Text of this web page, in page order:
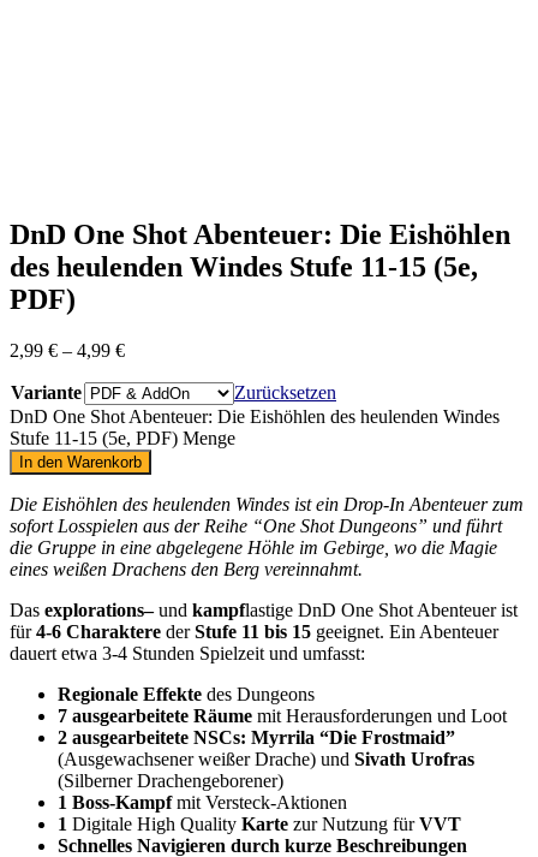
DnD One Shot Abenteuer: Die Eishöhlen
des heulenden Windes Stufe 11-15 (5e,
PDF)
2,99 € – 4,99 €
Variante
Zurücksetzen
DnD One Shot Abenteuer: Die Eishöhlen des heulenden Windes
Stufe 11-15 (5e, PDF) Menge
In den Warenkorb
Die Eishöhlen des heulenden Windes ist ein Drop-In Abenteuer zum
sofort Losspielen aus der Reihe “One Shot Dungeons” und führt
die Gruppe in eine abgelegene Höhle im Gebirge, wo die Magie
eines weißen Drachens den Berg vereinnahmt.
Das explorations–und kampflastige DnD One Shot Abenteuer ist
für4-6 Charaktere derStufe 11 bis 15 geeignet. Ein Abenteuer
dauert etwa 3-4 Stunden Spielzeit und umfasst:
Regionale Effekte des Dungeons
7 ausgearbeitete Räume mit Herausforderungen und Loot
2 ausgearbeitete NSCs: Myrrila “Die Frostmaid”
(Ausgewachsener weißer Drache) und Sivath Urofras
(Silberner Drachengeborener)
1 Boss-Kampfmit Versteck-Aktionen
1 Digitale High Quality Karte zur Nutzung fürVVT
Schnelles Navigieren durch kurze Beschreibungen